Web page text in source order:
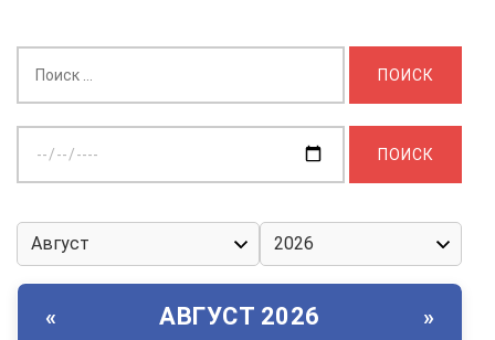
дату:
« АВГУСТ 2026 »